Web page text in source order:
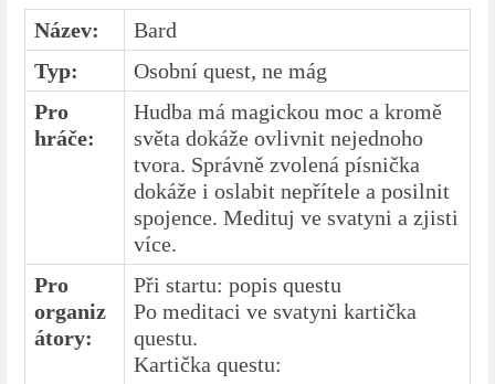
Název:
Bard
Typ:
Osobní quest, ne mág
Pro
hráče:
Hudba má magickou moc a kromě
světa dokáže ovlivnit nejednoho
tvora. Správně zvolená písnička
dokáže i oslabit nepřítele a posilnit
spojence. Medituj ve svatyni a zjisti
více.
Pro
organiz
átory:
Při startu: popis questu
Po meditaci ve svatyni kartička
questu.
Kartička questu: